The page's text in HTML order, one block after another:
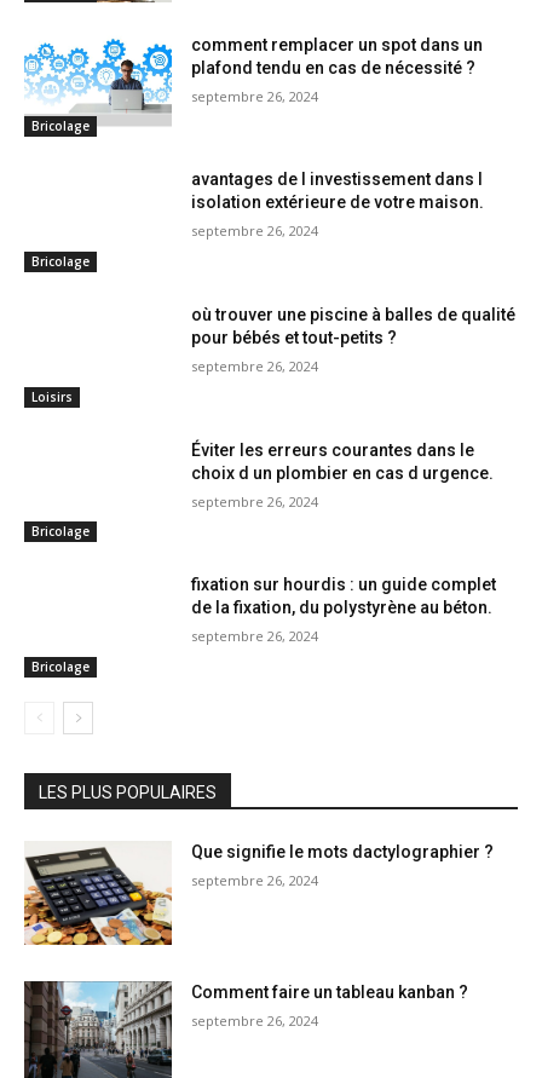
Bricolage
comment remplacer un spot dans un
plafond tendu en cas de nécessité ?
septembre 26, 2024
Bricolage
avantages de l investissement dans l
isolation extérieure de votre maison.
septembre 26, 2024
Loisirs
où trouver une piscine à balles de qualité
pour bébés et tout-petits ?
septembre 26, 2024
Bricolage
Éviter les erreurs courantes dans le
choix d un plombier en cas d urgence.
septembre 26, 2024
Bricolage
fixation sur hourdis : un guide complet
de la fixation, du polystyrène au béton.
septembre 26, 2024
LES PLUS POPULAIRES
Que signifie le mots dactylographier ?
septembre 26, 2024
Comment faire un tableau kanban ?
septembre 26, 2024